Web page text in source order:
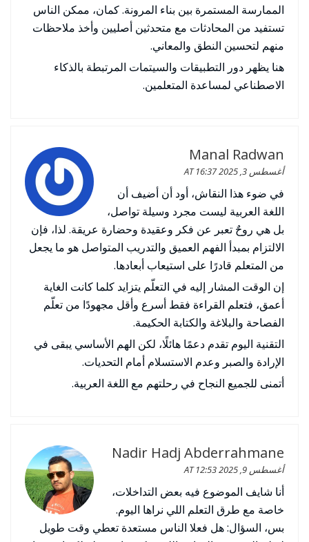
الممارسة المستمرة بين بناء المرونة. كمان، ممكن الناس
تستفيد من المحادثات مع متحدثين أصليين وأخذ ملاحظات
منهم لتحسين النطق والمعاني.
هنا يظهر دور التطبيقات والسيتمات المرتبطة بالذكاء
الاصطناعي لمساعدة المتعلمين.
Manal Radwan
أغسطس 3, 2025 AT 16:37
في ضوء هذا النقاش، أود أن أضيف أن
اللغة العربية ليست مجرد وسيلة تواصل،
بل هي روحٌ تعبر عن فكر وعقيدة وحضارة عريقة. لذا، فإن
الالتزام بمبدأ الفهم العميق والتدريب المتواصل هو ما يجعل
من المتعلم قادرًا على استيعاب أبعادها.
إن الوقت المشار إليه في التعلّم يتزايد كلما كانت الغاية
أعمق، فتعلم القراءة فقط أسرع وأقل مجهودًا من تعلّم
الفصاحة والبلاغة والكتابة الحكيمة.
التقنية اليوم تقدم دعمًا هائلًا، لكن الهم الأساسي يبقى في
الإرادة والصبر وعدم الاستسلام أمام التحديات.
أتمنى للجميع النجاح في رحلتهم مع اللغة العربية.
Nadir Hadj Abderrahmane
أغسطس 9, 2025 AT 12:53
أنا شايف الموضوع فيه بعض التداخلات،
خاصة مع طرق التعلم اللي نراها اليوم.
بس، السؤال: هل فعلا الناس مستعدة تعطي وقت طويل